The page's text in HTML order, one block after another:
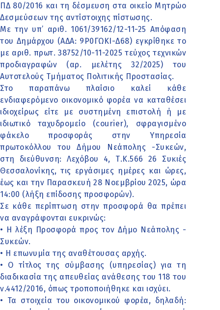
ΠΔ 80/2016 και τη δέσμευση στα οικείο Μητρώο
Δεσμεύσεων της αντίστοιχης πίστωσης.
Με την υπ’ αριθ. 1061/39162/12-11-25 Απόφαση
του Δημάρχου (ΑΔΑ: 9Ρ0ΓΩΚΙ-Δ68) εγκρίθηκε το
με αριθ. πρωτ. 38752/10-11-2025 τεύχος τεχνικών
προδιαγραφών (αρ. μελέτης 32/2025) του
Αυτοτελούς Τμήματος Πολιτικής Προστασίας.
Στο παραπάνω πλαίσιο καλεί κάθε
ενδιαφερόμενο οικονομικό φορέα να καταθέσει
ιδιοχείρως είτε με συστημένη επιστολή ή με
ιδιωτικό ταχυδρομείο (courier), σφραγισμένο
φάκελο προσφοράς στην Υπηρεσία
πρωτοκόλλου του Δήμου Νεάπολης -Συκεών,
στη διεύθυνση: Λεχόβου 4, Τ.Κ.566 26 Συκιές
Θεσσαλονίκης, τις εργάσιμες ημέρες και ώρες,
έως και την Παρασκευή 28 Νοεμβρίου 2025, ώρα
14:00 (λήξη επίδοσης προσφορών).
Σε κάθε περίπτωση στην προσφορά θα πρέπει
να αναγράφονται ευκρινώς:
• Η λέξη Προσφορά προς τον Δήμο Νεάπολης -
Συκεών.
• Η επωνυμία της αναθέτουσας αρχής.
• Ο τίτλος της σύμβασης (υπηρεσίας) για τη
διαδικασία της απευθείας ανάθεσης του 118 του
ν.4412/2016, όπως τροποποιήθηκε και ισχύει.
• Τα στοιχεία του οικονομικού φορέα, δηλαδή: